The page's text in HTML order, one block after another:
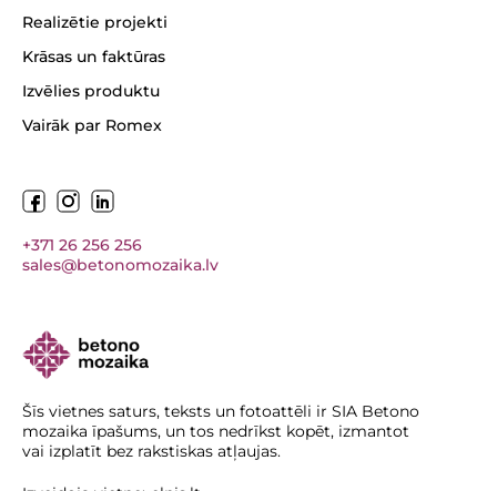
Realizētie projekti
Krāsas un faktūras
Izvēlies produktu
Vairāk par Romex
+371 26 256 256
sales@betonomozaika.lv
Šīs vietnes saturs, teksts un fotoattēli ir SIA Betono
mozaika īpašums, un tos nedrīkst kopēt, izmantot
vai izplatīt bez rakstiskas atļaujas.